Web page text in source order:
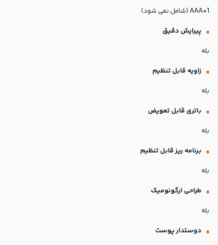
1×AAA (شامل نمی شود)
پیرایش دقیق
بله
زاویه قابل تنظیم
بله
باتری قابل تعویض
بله
برنامه ریز قابل تنظیم
بله
طراحی ارگونومیک
بله
دوستدار پوست